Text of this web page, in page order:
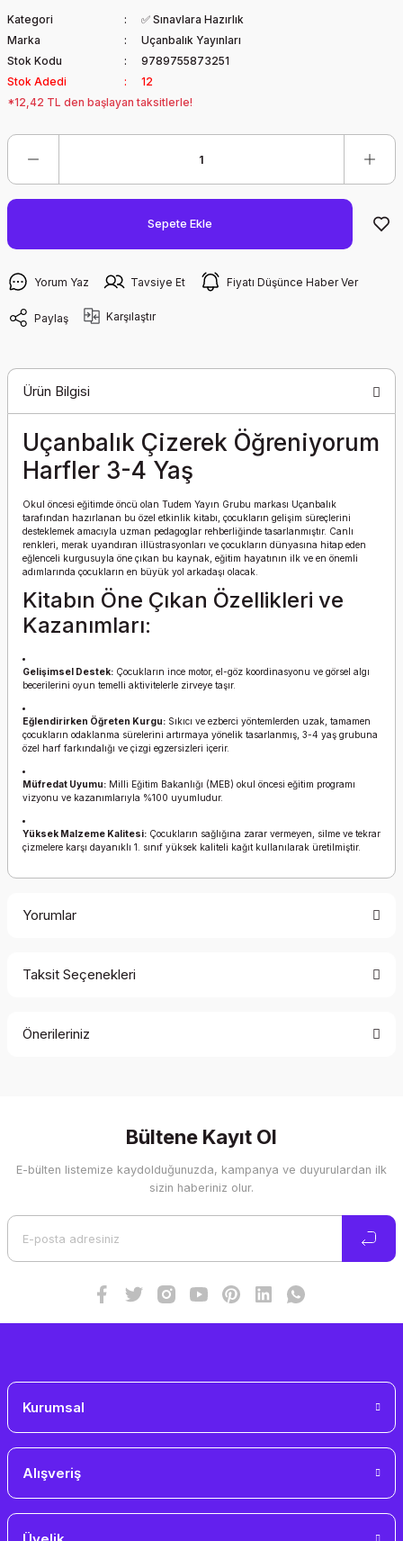
Kategori
✅ Sınavlara Hazırlık
Marka
Uçanbalık Yayınları
Stok Kodu
9789755873251
Stok Adedi
12
*12,42 TL den başlayan taksitlerle!
Sepete Ekle
Yorum Yaz Tavsiye Et Fiyatı Düşünce Haber Ver
Paylaş Karşılaştır
Ürün Bilgisi
Uçanbalık Çizerek Öğreniyorum
Harfler 3-4 Yaş
Okul öncesi eğitimde öncü olan Tudem Yayın Grubu markası Uçanbalık
tarafından hazırlanan bu özel etkinlik kitabı, çocukların gelişim süreçlerini
desteklemek amacıyla uzman pedagoglar rehberliğinde tasarlanmıştır. Canlı
renkleri, merak uyandıran illüstrasyonları ve çocukların dünyasına hitap eden
eğlenceli kurgusuyla öne çıkan bu kaynak, eğitim hayatının ilk ve en önemli
adımlarında çocukların en büyük yol arkadaşı olacak.
Kitabın Öne Çıkan Özellikleri ve
Kazanımları:
Gelişimsel Destek: Çocukların ince motor, el-göz koordinasyonu ve görsel algı
becerilerini oyun temelli aktivitelerle zirveye taşır.
Eğlendirirken Öğreten Kurgu: Sıkıcı ve ezberci yöntemlerden uzak, tamamen
çocukların odaklanma sürelerini artırmaya yönelik tasarlanmış, 3-4 yaş grubuna
özel harf farkındalığı ve çizgi egzersizleri içerir.
Müfredat Uyumu: Milli Eğitim Bakanlığı (MEB) okul öncesi eğitim programı
vizyonu ve kazanımlarıyla %100 uyumludur.
Yüksek Malzeme Kalitesi: Çocukların sağlığına zarar vermeyen, silme ve tekrar
çizmelere karşı dayanıklı 1. sınıf yüksek kaliteli kağıt kullanılarak üretilmiştir.
Yorumlar
Taksit Seçenekleri
Önerileriniz
Görüş ve önerileriniz için teşekkür ederiz.
Ürün resmi kalitesiz, bozuk veya görüntülenemiyor.
Bültene Kayıt Ol
E-bülten listemize kaydolduğunuzda, kampanya ve duyurulardan ilk
sizin haberiniz olur.
Kurumsal
Alışveriş